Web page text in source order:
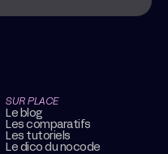
SUR PLACE
Le blog
Les comparatifs
Les tutoriels
Le dico du nocode